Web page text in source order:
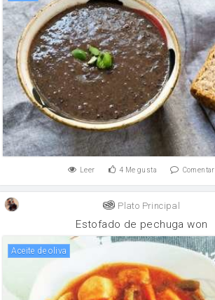
Leer 4 Me gusta Comentar
Plato Principal
Estofado de pechuga won
aceite de oliva